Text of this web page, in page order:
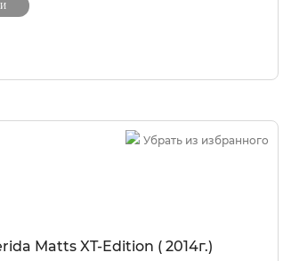
Убрать из избранного